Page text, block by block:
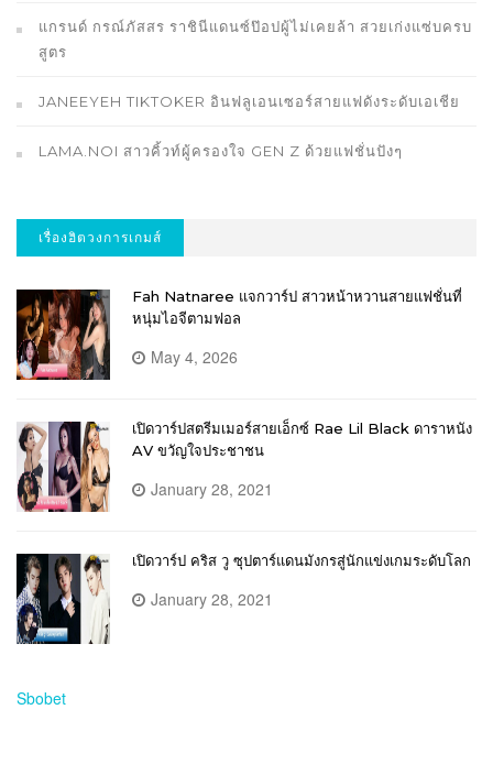
แกรนด์ กรณ์ภัสสร ราชินีแดนซ์ป๊อปผู้ไม่เคยล้า สวยเก่งแซ่บครบ
สูตร
JANEEYEH TIKTOKER อินฟลูเอนเซอร์สายแฟดังระดับเอเชีย
LAMA.NOI สาวคิ้วท์ผู้ครองใจ GEN Z ด้วยแฟชั่นปังๆ
เรื่องฮิตวงการเกมส์
Fah Natnaree แจกวาร์ป สาวหน้าหวานสายแฟชั่นที่
หนุ่มไอจีตามฟอล
May 4, 2026
เปิดวาร์ปสตรีมเมอร์สายเอ็กซ์ Rae Lil Black ดาราหนัง
AV ขวัญใจประชาชน
January 28, 2021
เปิดวาร์ป คริส วู ซุปตาร์แดนมังกรสู่นักแข่งเกมระดับโลก
January 28, 2021
Sbobet